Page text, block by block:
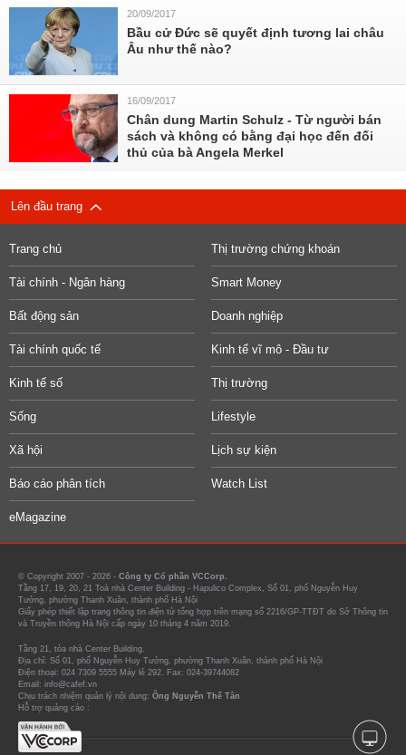
20/09/2017
Bầu cử Đức sẽ quyết định tương lai châu
Âu như thế nào?
16/09/2017
Chân dung Martin Schulz - Từ người bán
sách và không có bằng đại học đến đối
thủ của bà Angela Merkel
Lên đầu trang
Trang chủ Thị trường chứng khoán
Tài chính - Ngân hàng Smart Money
Bất động sản Doanh nghiệp
Tài chính quốc tế Kinh tế vĩ mô - Đầu tư
Kinh tế số Thị trường
Sống Lifestyle
Xã hội Lịch sự kiện
Báo cáo phân tích Watch List
eMagazine
© Copyright 2007 - 2026 - Công ty Cổ phần VCCorp.
Tầng 17, 19, 20, 21 Toà nhà Center Building - Hapulico Complex, Số 01, phố Nguyễn Huy
Tưởng, phường Thanh Xuân, thành phố Hà Nội
Giấy phép thiết lập trang thông tin điện tử tổng hợp trên mạng số 2216/GP-TTĐT do Sở Thông tin
và Truyền thông Hà Nội cấp ngày 10 tháng 4 năm 2019.
Tầng 21, tòa nhà Center Building.
Địa chỉ: Số 01, phố Nguyễn Huy Tưởng, phường Thanh Xuân, thành phố Hà Nội
Điện thoại: 024 7309 5555 Máy lẻ 292. Fax: 024-39744082
Email: info@cafef.vn
Chịu trách nhiệm quản lý nội dung: Ông Nguyễn Thế Tân
Hỗ trợ quảng cáo :